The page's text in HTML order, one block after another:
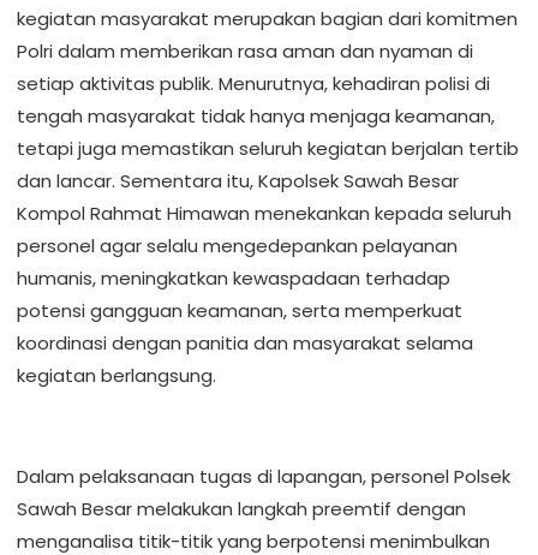
kegiatan masyarakat merupakan bagian dari komitmen
Polri dalam memberikan rasa aman dan nyaman di
setiap aktivitas publik. Menurutnya, kehadiran polisi di
tengah masyarakat tidak hanya menjaga keamanan,
tetapi juga memastikan seluruh kegiatan berjalan tertib
dan lancar. Sementara itu, Kapolsek Sawah Besar
Kompol Rahmat Himawan menekankan kepada seluruh
personel agar selalu mengedepankan pelayanan
humanis, meningkatkan kewaspadaan terhadap
potensi gangguan keamanan, serta memperkuat
koordinasi dengan panitia dan masyarakat selama
kegiatan berlangsung.
Dalam pelaksanaan tugas di lapangan, personel Polsek
Sawah Besar melakukan langkah preemtif dengan
menganalisa titik-titik yang berpotensi menimbulkan